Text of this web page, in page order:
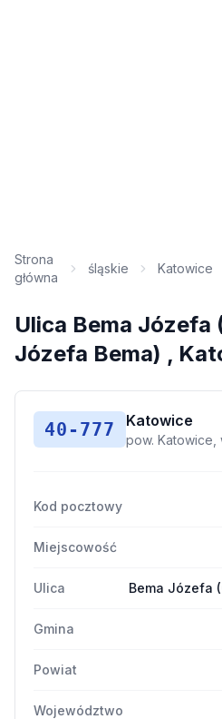
Strona
główna
śląskie Katowice
Ulica Bema Józefa
Józefa Bema) ,
40-777 Katowice
pow. Katowice,
Kod pocztowy
Miejscowość
Ulica Bema Józefa
Gmina
Powiat
Województwo